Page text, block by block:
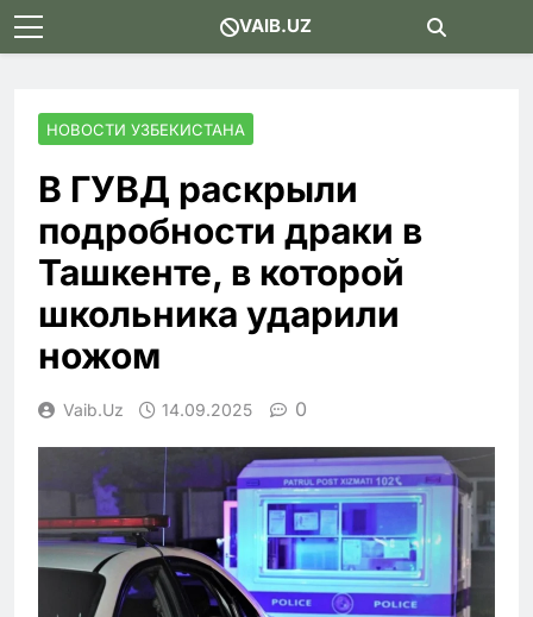
Skip
to
VAIB.UZ
НОВОСТИ УЗБЕКИСТАНА
В ГУВД раскрыли
подробности драки в
Ташкенте, в которой
школьника ударили
ножом
Vaib.uz 14.09.2025 0